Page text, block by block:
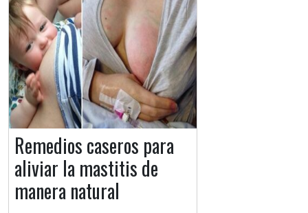
Remedios caseros para
aliviar la mastitis de
manera natural